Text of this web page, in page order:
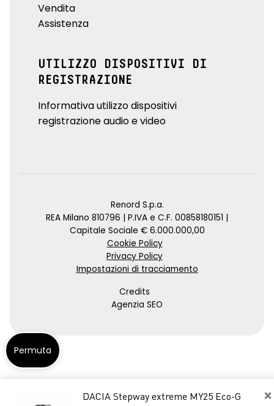
×
DACIA Stepway extreme MY25 Eco-G
Vendita
Assistenza
UTILIZZO DISPOSITIVI DI
REGISTRAZIONE
Informativa utilizzo dispositivi
registrazione audio e video
Renord S.p.a.
REA Milano 810796 | P.IVA e C.F. 00858180151 |
Capitale Sociale € 6.000.000,00
Cookie Policy
Privacy Policy
Impostazioni di tracciamento
Credits
Agenzia SEO
Permuta